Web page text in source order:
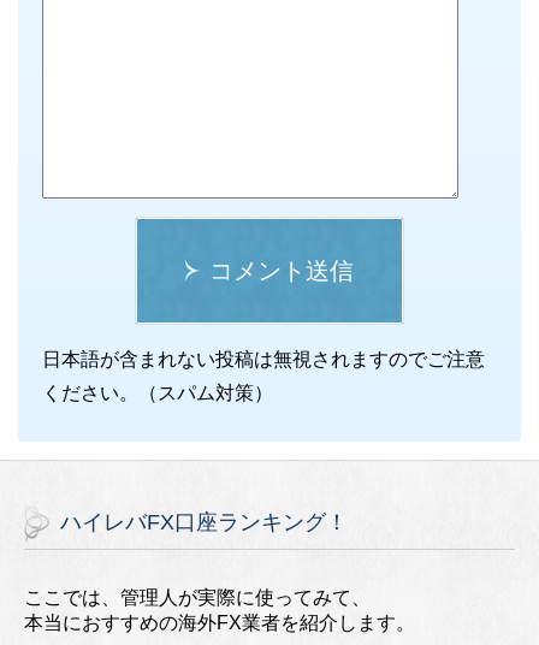
コメント送信
日本語が含まれない投稿は無視されますのでご注意
ください。（スパム対策）
ハイレバFX口座ランキング！
ここでは、管理人が実際に使ってみて、
本当におすすめの海外FX業者を紹介します。